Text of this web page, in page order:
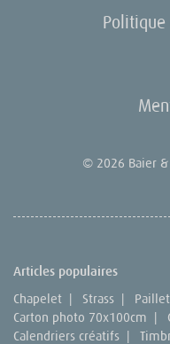
© 2026 Baier &
Articles populaires
Chapelet | Strass |
Carton photo 70x100cm |
Calendriers créatifs |